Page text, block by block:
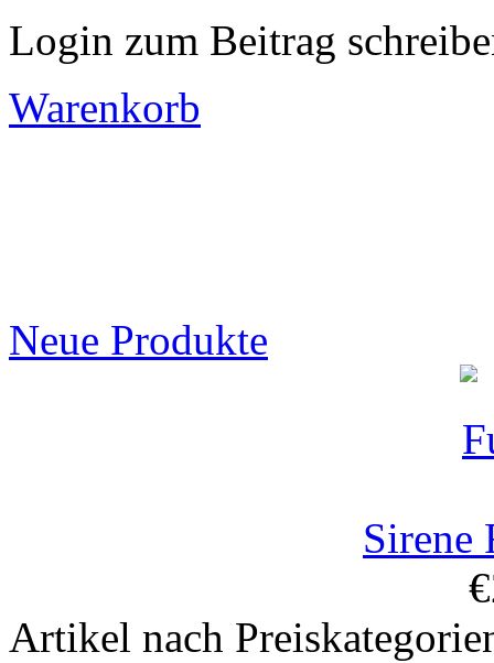
Login zum Beitrag
Warenkorb
Neue Produkte
Sirene
Artikel nach